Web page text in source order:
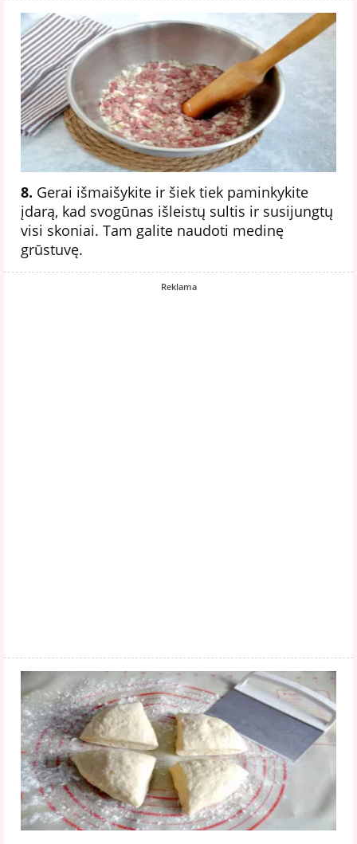
8. Gerai išmaišykite ir šiek tiek paminkykite
įdarą, kad svogūnas išleistų sultis ir susijungtų
visi skoniai. Tam galite naudoti medinę
grūstuvę.
Reklama